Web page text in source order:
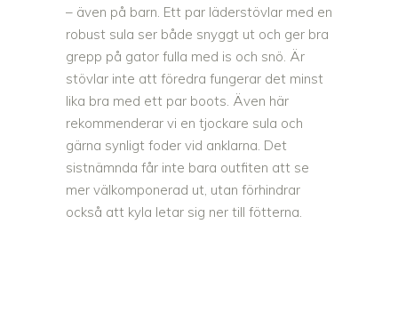
– även på barn. Ett par läderstövlar med en
robust sula ser både snyggt ut och ger bra
grepp på gator fulla med is och snö. Är
stövlar inte att föredra fungerar det minst
lika bra med ett par boots. Även här
rekommenderar vi en tjockare sula och
gärna synligt foder vid anklarna. Det
sistnämnda får inte bara outfiten att se
mer välkomponerad ut, utan förhindrar
också att kyla letar sig ner till fötterna.